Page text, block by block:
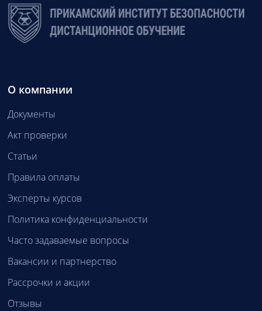
О компании
Документы
Акт проверки
Статьи
Правила оплаты
Эксперты курсов
Политика конфиденциальности
Часто задаваемые вопросы
Вакансии и партнерство
Рассрочки и акции
Отзывы